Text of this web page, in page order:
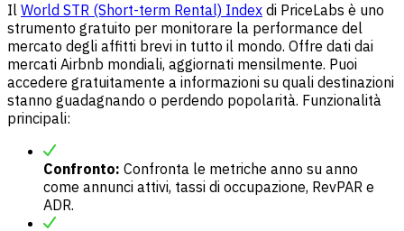
Il World STR (Short-term Rental) Index di PriceLabs è uno
strumento gratuito per monitorare la performance del
mercato degli affitti brevi in tutto il mondo. Offre dati dai
mercati Airbnb mondiali, aggiornati mensilmente. Puoi
accedere gratuitamente a informazioni su quali destinazioni
stanno guadagnando o perdendo popolarità. Funzionalità
principali:
Confronto: Confronta le metriche anno su anno
come annunci attivi, tassi di occupazione, RevPAR e
ADR.